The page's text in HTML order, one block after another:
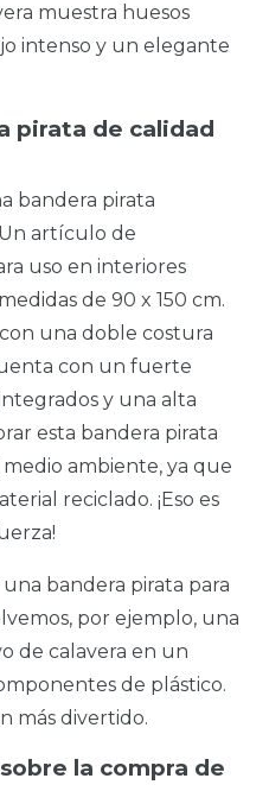
muestra huesos
intenso y un elegante
pirata de calidad
bandera pirata
artículo de
uso en interiores
de 90 x 150 cm.
una doble costura
con un fuerte
y una alta
esta bandera pirata
ambiente, ya que
reciclado. ¡Eso es
bandera pirata para
por ejemplo, una
de calavera en un
de plástico.
más divertido.
la compra de